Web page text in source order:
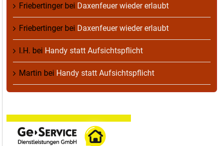
Friebertingerbei Daxenfeuer wieder erlaubt
Friebertingerbei Daxenfeuer wieder erlaubt
I.H. bei Handy statt Aufsichtspflicht
Martin bei Handy statt Aufsichtspflicht